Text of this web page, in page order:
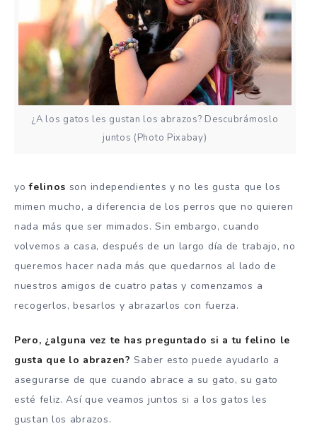
¿A los gatos les gustan los abrazos? Descubrámoslo
juntos (Photo Pixabay)
yofelinos son independientes y no les gusta que los
mimen mucho, a diferencia de los perros que no quieren
nada más que ser mimados. Sin embargo, cuando
volvemos a casa, después de un largo día de trabajo, no
queremos hacer nada más que quedarnos al lado de
nuestros amigos de cuatro patas y comenzamos a
recogerlos, besarlos y abrazarlos con fuerza.
Pero, ¿alguna vez te has preguntado si a tu felino le
gusta que lo abrazen? Saber esto puede ayudarlo a
asegurarse de que cuando abrace a su gato, su gato
esté feliz. Así que veamos juntos si a los gatos les
gustan los abrazos.